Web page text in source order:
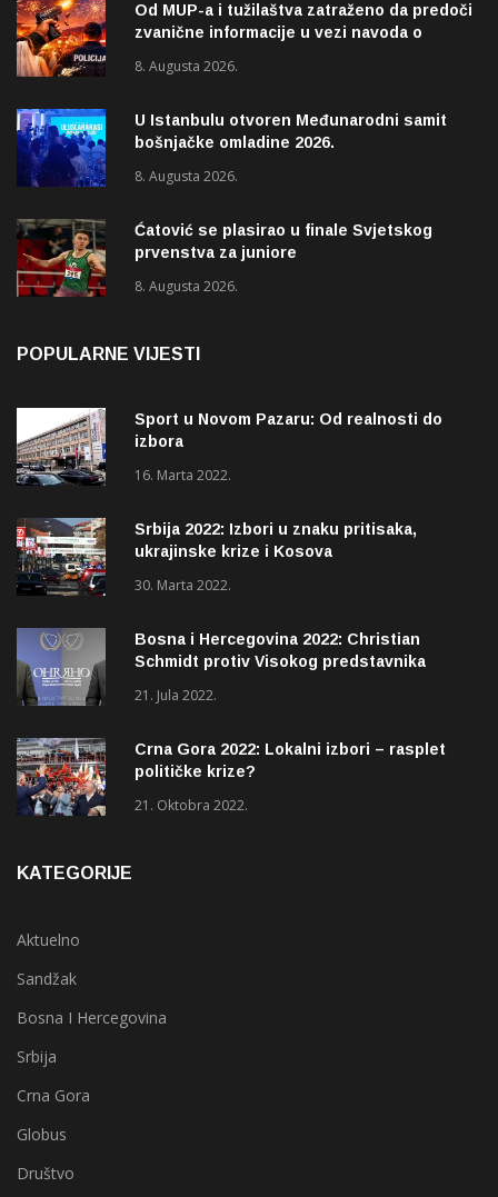
Od MUP-a i tužilaštva zatraženo da predoči
zvanične informacije u vezi navoda o
Pazaru
8. Augusta 2026.
U Istanbulu otvoren Međunarodni samit
bošnjačke omladine 2026.
8. Augusta 2026.
Ćatović se plasirao u finale Svjetskog
prvenstva za juniore
8. Augusta 2026.
POPULARNE VIJESTI
Sport u Novom Pazaru: Od realnosti do
izbora
16. Marta 2022.
Srbija 2022: Izbori u znaku pritisaka,
ukrajinske krize i Kosova
30. Marta 2022.
Bosna i Hercegovina 2022: Christian
Schmidt protiv Visokog predstavnika
21. Jula 2022.
Crna Gora 2022: Lokalni izbori – rasplet
političke krize?
21. Oktobra 2022.
KATEGORIJE
Aktuelno
Sandžak
Bosna I Hercegovina
Srbija
Crna Gora
Globus
Društvo